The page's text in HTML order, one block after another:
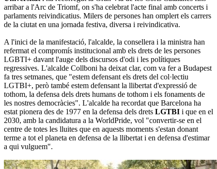
arribar a l'Arc de Triomf, on s'ha celebrat l'acte final amb concerts i
parlaments reivindicatius. Milers de persones han omplert els carrers
de la ciutat en una jornada festiva, diversa i reivindicativa.
A l'inici de la manifestació, l'alcalde, la consellera i la ministra han
refermat el compromís institucional amb els drets de les persones
LGBTI+ davant l'auge dels discursos d'odi i les polítiques
regressives. L'alcalde Collboni ha deixat clar, com va fer a Budapest
fa tres setmanes, que "estem defensant els drets del col·lectiu
LGTBI+, però també estem defensant la llibertat d'expressió de
tothom, la defensa dels drets humans de tothom i els fonaments de
les nostres democràcies". L'alcalde ha recordat que Barcelona ha
estat pionera des de 1977 en la defensa dels drets LGTBI i que en el
2030, amb la candidatura a la WorldPride, vol "convertir-se en el
centre de totes les lluites que en aquests moments s'estan donant
terme a tot el planeta en defensa de la llibertat i en defensa d'estimar
a qui vulguem".